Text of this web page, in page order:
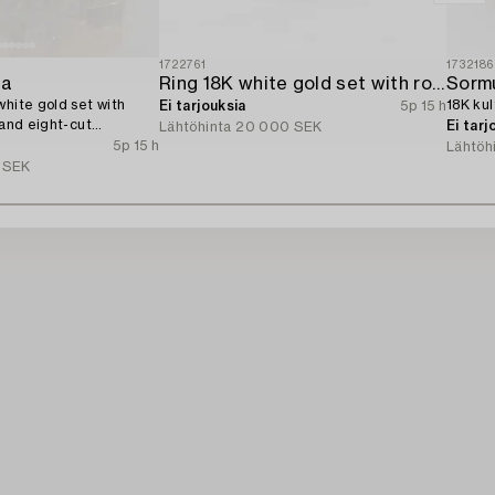
gold set with
eight-cut
5p 15 h
1722761
Ring 18K white gold set with round brilliant-cut diamonds.
Ei tarjouksia
5p 15 h
Lähtöhinta 20 000 SEK
1732186
18K
Ei